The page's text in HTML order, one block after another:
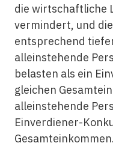
die wirtschaftliche
vermindert, und
entsprechend
alleinstehende
belasten als ein
gleichen
alleinstehende
Einverdiener-
Gesamteinkommen.